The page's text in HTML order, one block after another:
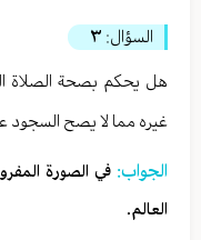
السؤال: ٣
هل يحكم بصحة الصلاة
غيره مما لا يصح السجود
الجواب: في الصورة
العالم.